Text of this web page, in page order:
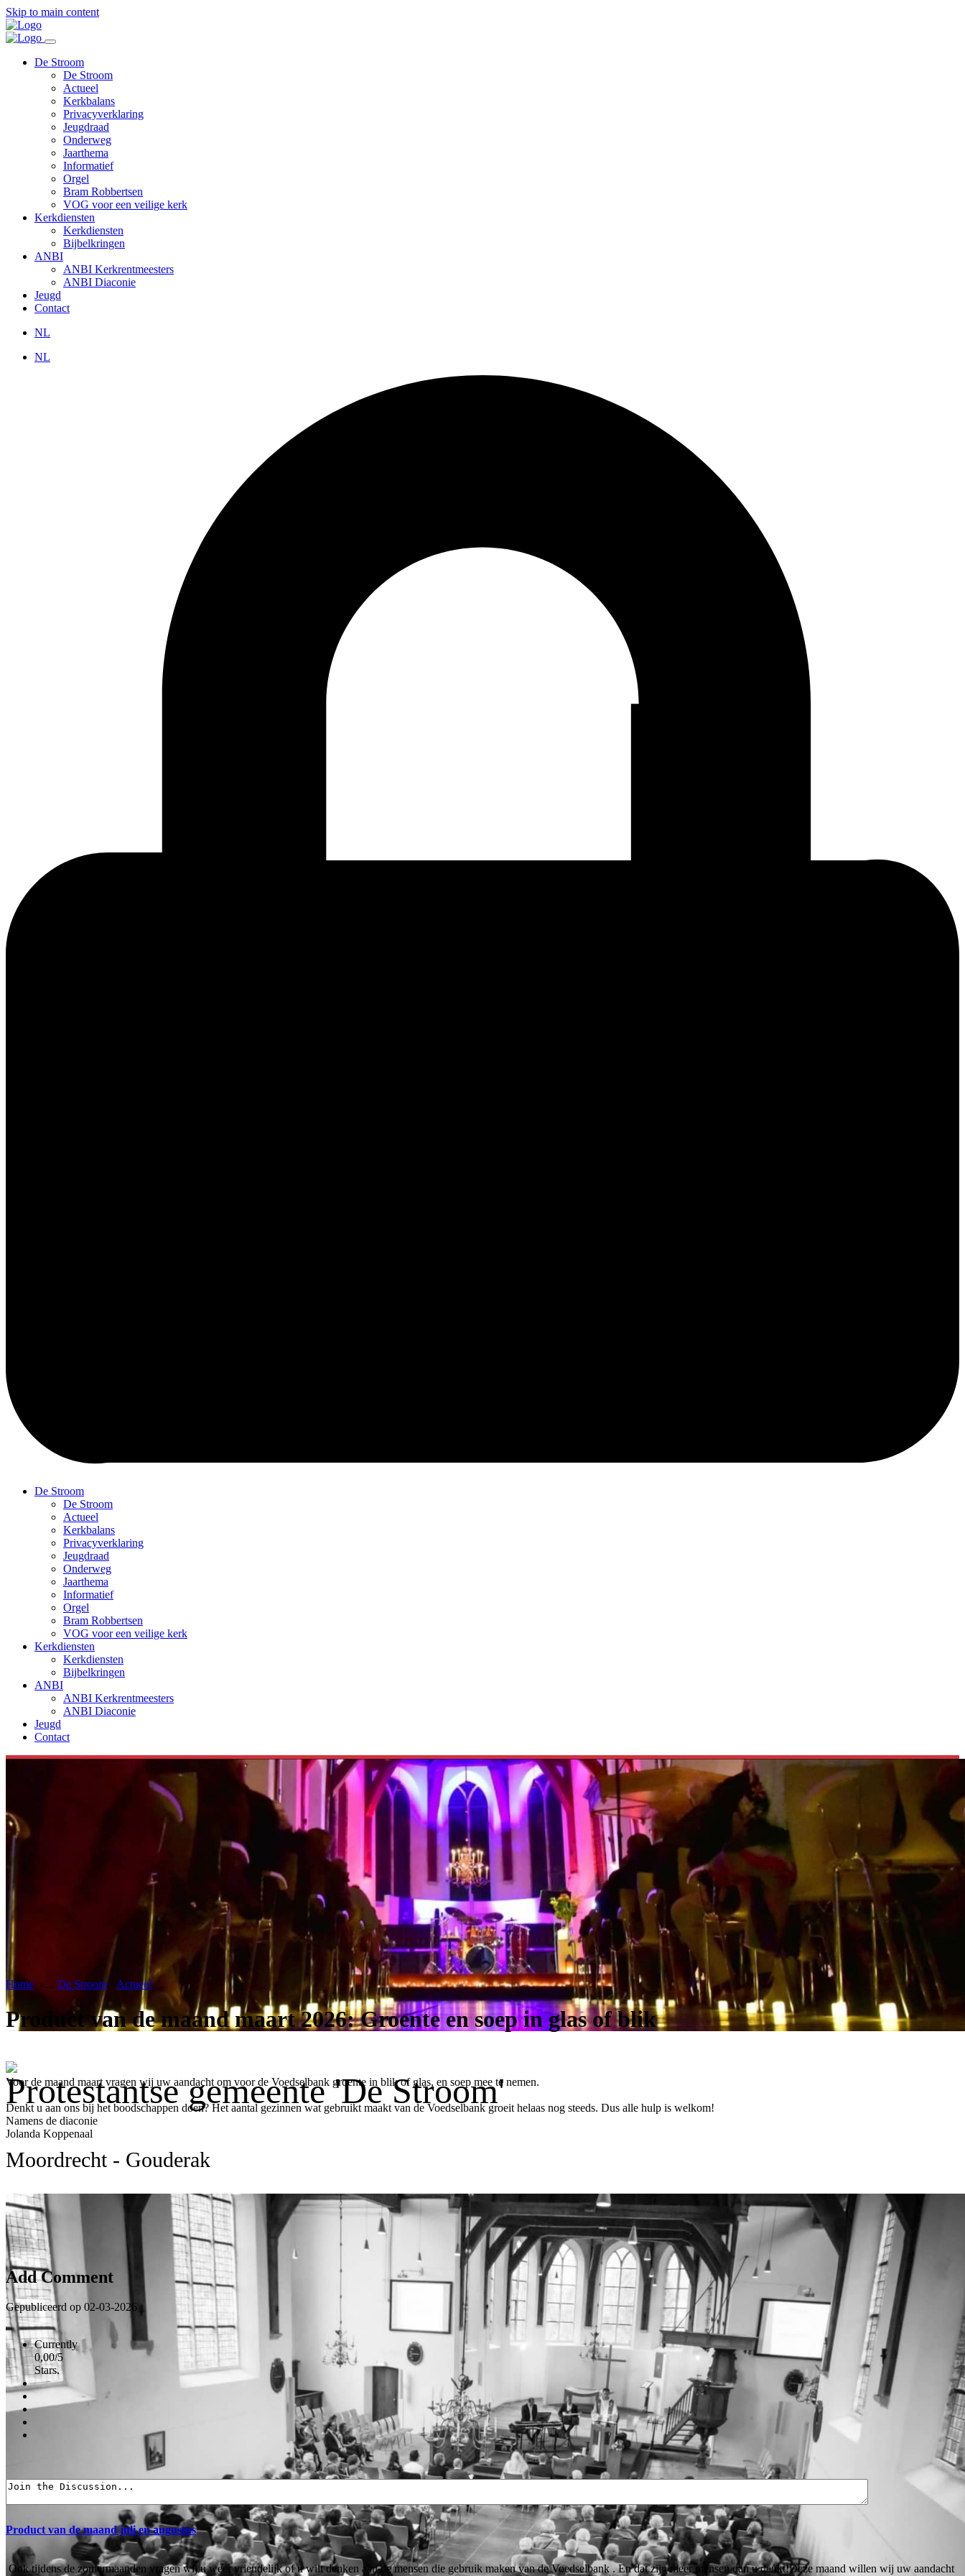
Skip to main content
De Stroom
De Stroom
Actueel
Kerkbalans
Privacyverklaring
Jeugdraad
Onderweg
Jaarthema
Informatief
Orgel
Bram Robbertsen
VOG voor een veilige kerk
Kerkdiensten
Kerkdiensten
Bijbelkringen
ANBI
ANBI Kerkrentmeesters
ANBI Diaconie
Jeugd
Contact
NL
NL
De Stroom
De Stroom
Actueel
Kerkbalans
Privacyverklaring
Jeugdraad
Onderweg
Jaarthema
Informatief
Orgel
Bram Robbertsen
VOG voor een veilige kerk
Kerkdiensten
Kerkdiensten
Bijbelkringen
ANBI
ANBI Kerkrentmeesters
ANBI Diaconie
Jeugd
Contact
Protestantse gemeente 'De Stroom'
Moordrecht - Gouderak
Home › ... De Stroom Actueel
Product van de maand maart 2026: Groente en soep in glas of blik
Voor de maand maart vragen wij uw aandacht om voor de Voedselbank groente in blik of glas, en soep mee te nemen.
Denkt u aan ons bij het boodschappen doen? Het aantal gezinnen wat gebruikt maakt van de Voedselbank groeit helaas nog steeds. Dus alle hulp is welkom!
Namens de diaconie
Jolanda Koppenaal
Er zijn nog geen reacties op dit bericht
Add Comment
Gepubliceerd op 02-03-2026
Currently
0,00/5
Stars.
Product van de maand juli en augustus
Ook tijdens de zomermaanden vragen wij u weer vriendelijk of u wilt denken aan de mensen die gebruik maken van de Voedselbank . En dat zijn meer mensen dan u denkt!Deze maand willen wij uw aandacht